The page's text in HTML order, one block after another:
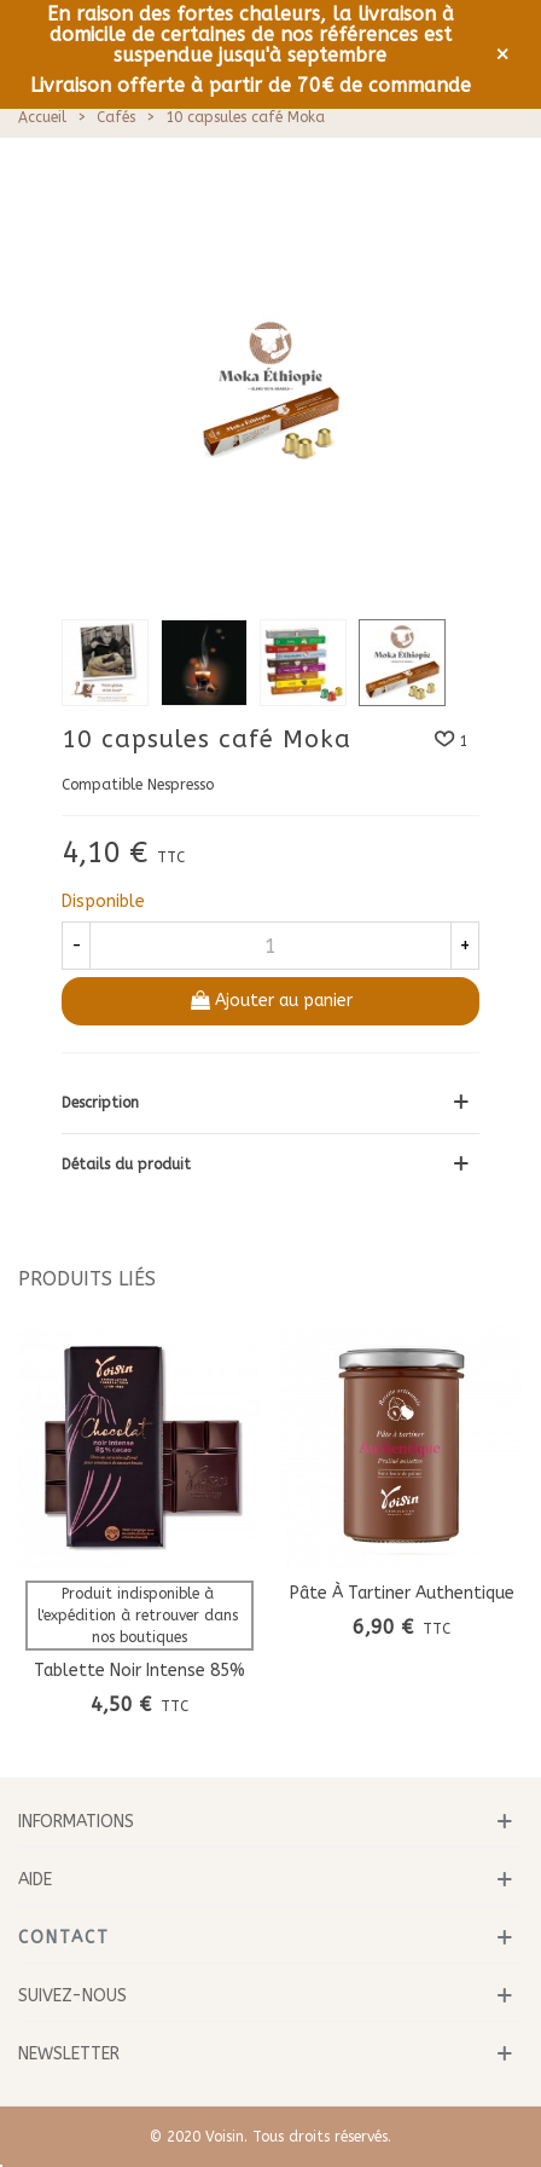
Menu 0
Accueil > Cafés > 10 capsules café Moka
10 capsules café Moka 1
Compatible Nespresso
4,10 € TTC
Disponible
- +
Ajouter au panier
Description
Détails du produit
PRODUITS LIÉS
Produit indisponible à
l'expédition à retrouver dans
nos boutiques
Tablette Noir Intense 85%
Cacao
4,50 € TTC
Pâte À Tartiner Authentique
6,90 € TTC
INFORMATIONS
AIDE
CONTACT
SUIVEZ-NOUS
NEWSLETTER
© 2020 Voisin. Tous droits réservés.
En raison des fortes chaleurs, la livraison à
domicile de certaines de nos références est
suspendue jusqu'à septembre
Livraison offerte à partir de 70€ de commande
×